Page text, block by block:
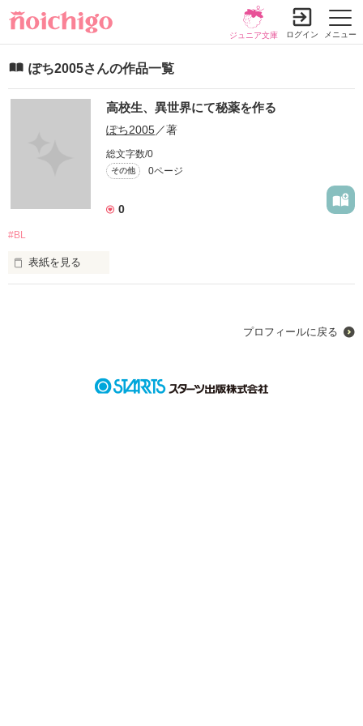
メニュー
ジュニア文庫 ログイン
ぽち2005さんの作品一覧
高校生、異世界にて秘薬を作る
ぽち2005／著
総文字数/0
その他 0ページ
0
#BL
表紙を見る
プロフィールに戻る